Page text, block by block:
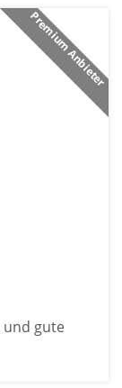
Premium Anbieter
und gute